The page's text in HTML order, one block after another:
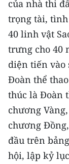
của nhà thi
trọng tài,
40 linh vật
trưng cho 40
diện tiến vào
Đoàn thể
thúc là Đoàn
chương
chương
đầu trên
hội, lập kỷ